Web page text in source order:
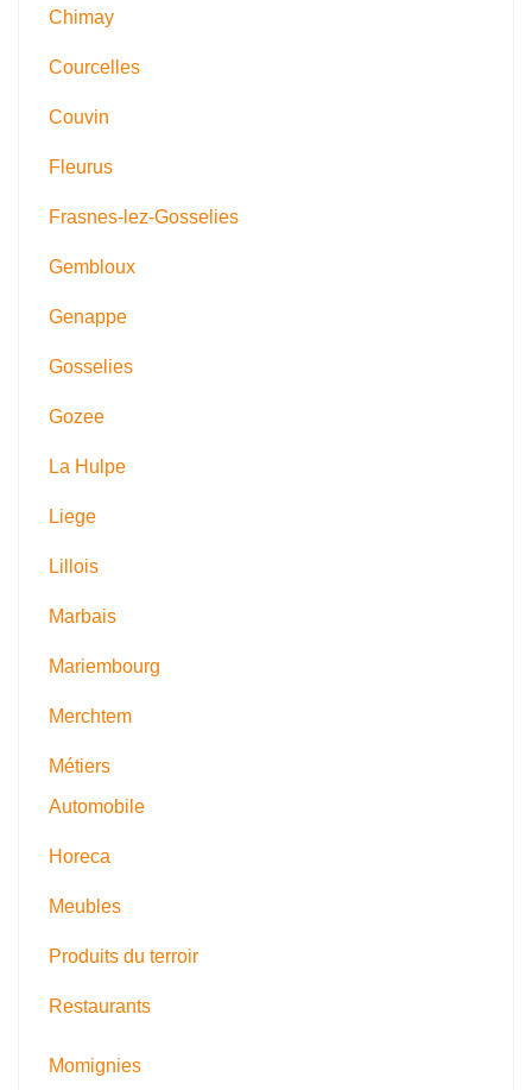
Chimay
Courcelles
Couvin
Fleurus
Frasnes-lez-Gosselies
Gembloux
Genappe
Gosselies
Gozee
La Hulpe
Liege
Lillois
Marbais
Mariembourg
Merchtem
Métiers
Automobile
Horeca
Meubles
Produits du terroir
Restaurants
Momignies